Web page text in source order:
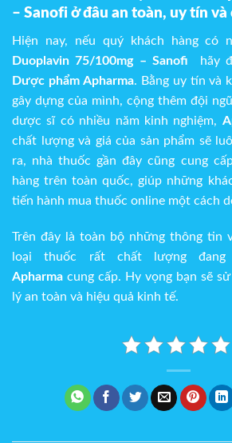
– Sanofi ở đâu an toàn, uy tín
Hiện nay, nếu quý khách hàng có
Duoplavin 75/100mg – Sanofi hãy
Dược phẩm Apharma. Bằng uy tín và
gây dựng của mình, cộng thêm đội
dược sĩ có nhiều năm kinh nghiệm,
chất lượng và giá của sản phẩm sẽ
ra, nhà thuốc gần đây cũng cung
hàng trên toàn quốc, giúp những
tiến hành mua thuốc online một cách
Trên đây là toàn bộ những thông tin
loại thuốc rất chất lượng
Apharma cung cấp. Hy vọng bạn sẽ
lý an toàn và hiệu quả kinh tế.